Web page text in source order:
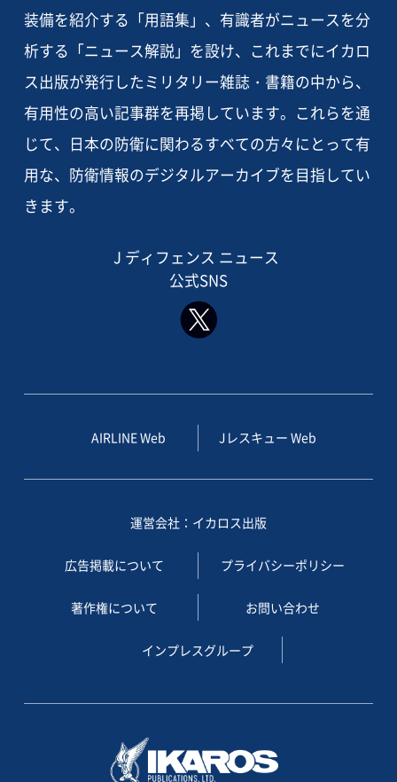
装備を紹介する「用語集」、有識者がニュースを分
析する「ニュース解説」を設け、これまでにイカロ
ス出版が発行したミリタリー雑誌・書籍の中から、
有用性の高い記事群を再掲しています。これらを通
じて、日本の防衛に関わるすべての方々にとって有
用な、防衛情報のデジタルアーカイブを目指してい
きます。
J ディフェンス ニュース
公式SNS
AIRLINE Web Jレスキュー Web
運営会社：イカロス出版
広告掲載について プライバシーポリシー
著作権について お問い合わせ
インプレスグループ